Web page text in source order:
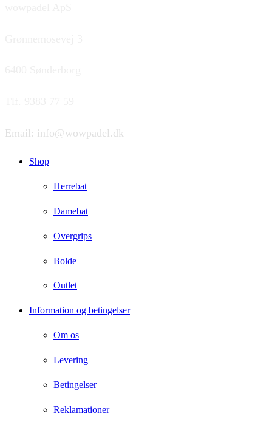
Email: info@wowpadel.dk
Shop
Herrebat
Damebat
Overgrips
Bolde
Outlet
Information og betingelser
Om os
Levering
Betingelser
Reklamationer